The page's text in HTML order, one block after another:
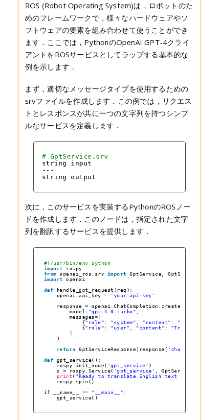
ROS (Robot Operating System)は，ロボットのた
めのフレームワークで，様々なハードウェアやソ
フトウェアの要素を組み合わせて使うことができ
ます．ここでは，PythonのOpenAI GPT-4クライ
アントをROSサービスとしてラップする基本的な
例を示します．
まず，適切なメッセージタイプを使用するための
srvファイルを作成します．この例では，リクエス
トとレスポンスが共に一つの文字列を持つシンプ
ルなサービスを定義します．
# GptService.srv
string input
---
string output
次に，このサービスを実装するPythonのROSノー
ドを作成します．このノードは，指定された文字
列を翻訳するサービスを提供します．
#!/usr/bin/env python
import
rospy
from
openai_ros.srv import
GptService,
import
openai
def
handle_gpt_request(req):
openai.api_key =
'your-api-key'
response =
openai.ChatCompletion.create(
model="gpt-4.0-turbo"
messages= [
{"role" : "system" "content" :
"You are a
{"role" : "user" "content" :
"Translate
]
)
return
GptServiceResponse(response[ 'choices'
def
gpt_service():
rospy.init_node( 'gpt_service' )
s = rospy.Service( 'gpt_service'
, GptService,
print ( "Ready to translate English text to French."
rospy.spin()
if
__name__ == "__main__" :
gpt_service()